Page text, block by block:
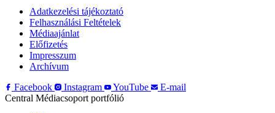
Adatkezelési tájékoztató
Felhasználási Feltételek
Médiaajánlat
Előfizetés
Impresszum
Archívum
Facebook
Instagram YouTube
E-mail
Central Médiacsoport portfólió